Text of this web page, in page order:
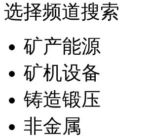
选择频道搜索
矿产能源
矿机设备
铸造锻压
非金属